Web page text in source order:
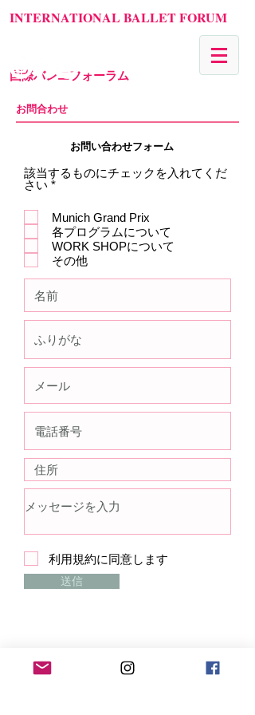
INTERNATIONAL BALLET FORUM
国際バレエフォーラム
​お問合わせ
お問い合わせフォーム
該当するものにチェックを入れてくだ
さい *必
目
Munich Grand Prix
各プログラムについて
WORK SHOPについて
その他
利用規約に同意します
送信
国際バレエフォーラム事務局